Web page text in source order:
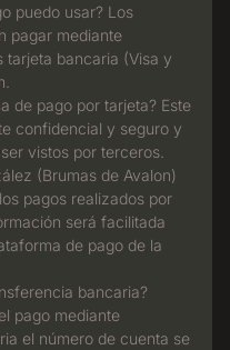
puedo usar? Los
pagar mediante
tarjeta bancaria (Visa y
de pago por tarjeta? Este
confidencial y seguro y
vistos por terceros.
(Brumas de Avalon)
pagos realizados por
será facilitada
de pago de la
bancaria?
pago mediante
el número de cuenta se